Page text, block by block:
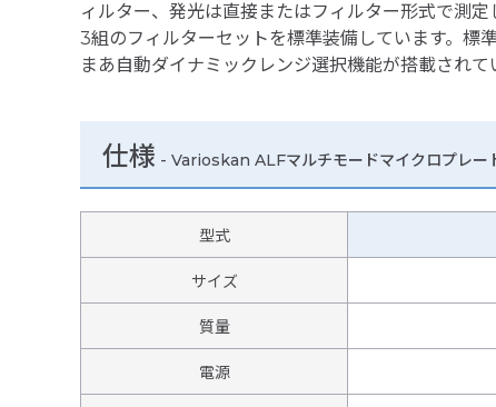
ィルター、発光は直接またはフィルター形式で測定
3組のフィルターセットを標準装備しています。標
まあ自動ダイナミックレンジ選択機能が搭載され
仕様 - Varioskan ALFマルチモードマイクロプレー
型式
サイズ
質量
電源